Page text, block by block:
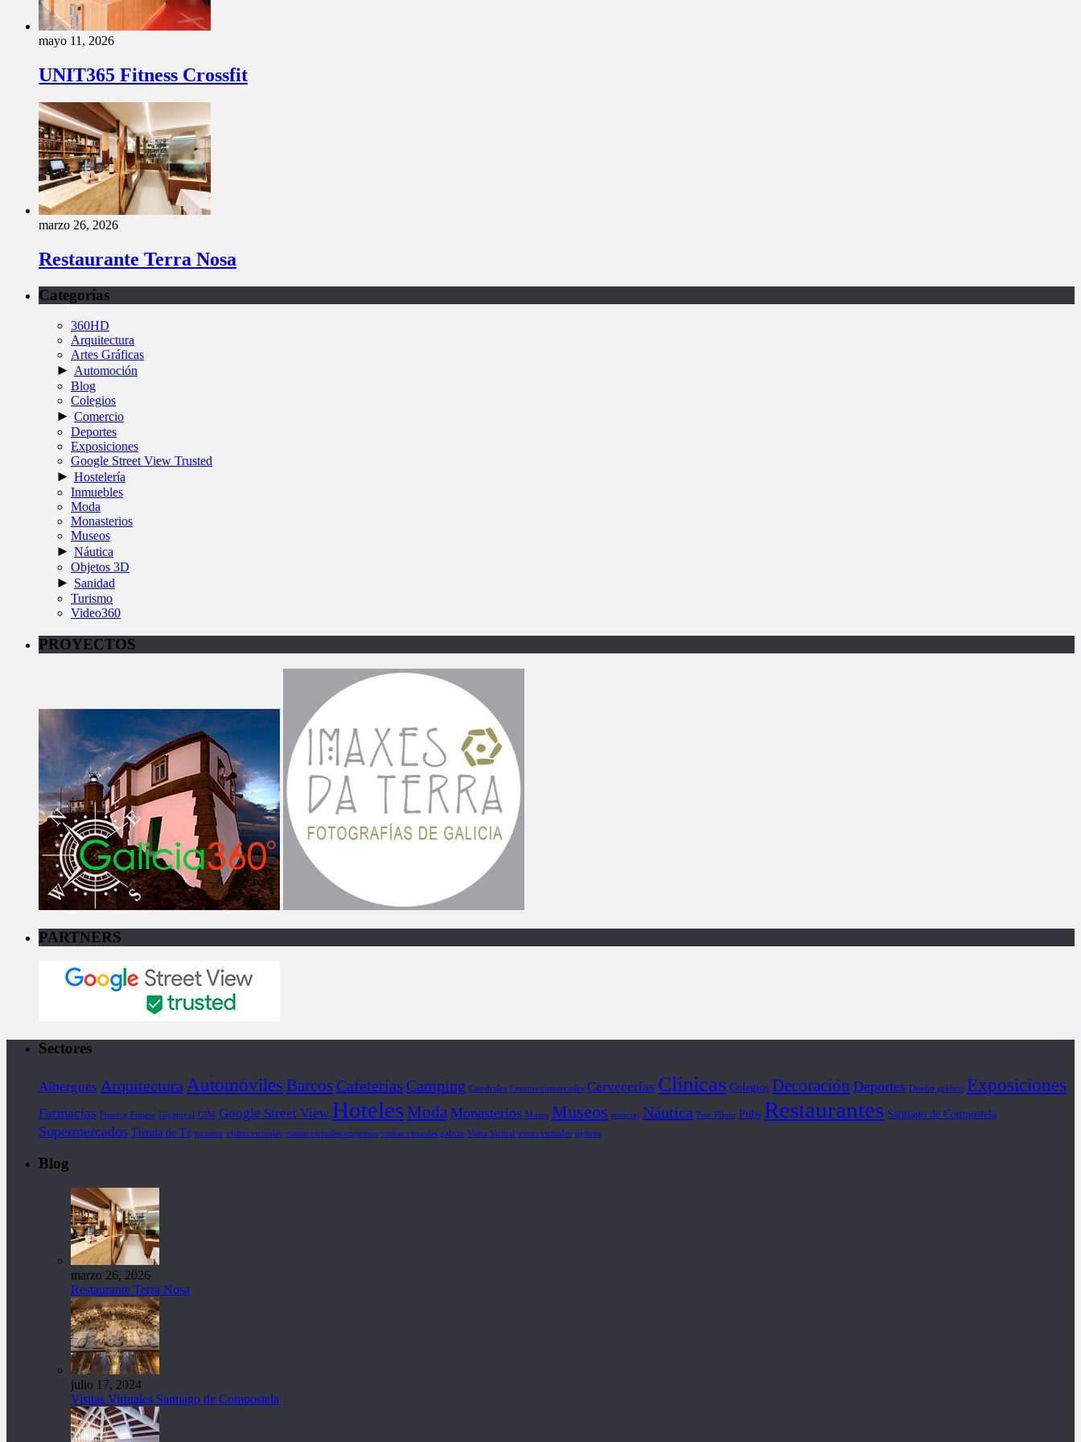
mayo 11, 2026
UNIT365 Fitness Crossfit
marzo 26, 2026
Restaurante Terra Nosa
Categorías
360HD
Arquitectura
Artes Gráficas
► Automoción
Blog
Colegios
► Comercio
Deportes
Exposiciones
Google Street View Trusted
► Hostelería
Inmuebles
Moda
Monasterios
Museos
► Náutica
Objetos 3D
► Sanidad
Turismo
Video360
PROYECTOS
PARTNERS
Sectores
Albergues Arquitectura Automóviles BarcosCafeterías Camping Catedrales Centros comerciales Cervecerías Clínicas Colegios Decoración Deportes Diseño gráfico Exposiciones
Farmacias Fisterra Fitness Gigapixel GIM Google Street View HotelesModa Monasterios Motos Museos noticias Náutica Piso Piloto Pubs Restaurantes Santiago de Compostela
Supermercados Tienda de Té turismo visitas virtuales visitas virtuales empresas visitas virtuales galicia Visita Virtual vistas virtuales ópticas
Blog
marzo 26, 2026
Restaurante Terra Nosa
julio 17, 2024
Visitas Virtuales Santiago de Compostela